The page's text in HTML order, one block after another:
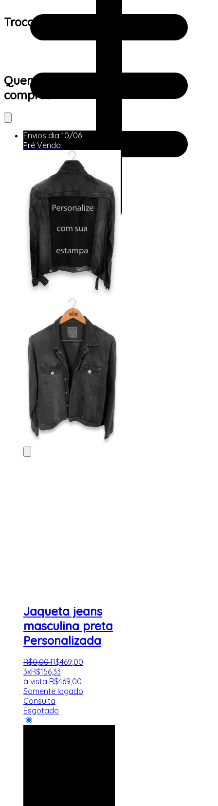
Trocas e devoluções:
Quem viu este produto também
comprou
Jaqueta jeans
masculina preta
Personalizada
R$0,00 R$469,00
3xR$156,33
à vista R$469,00
Somente logado
Consulta
Esgotado